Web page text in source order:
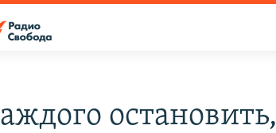
остановить,